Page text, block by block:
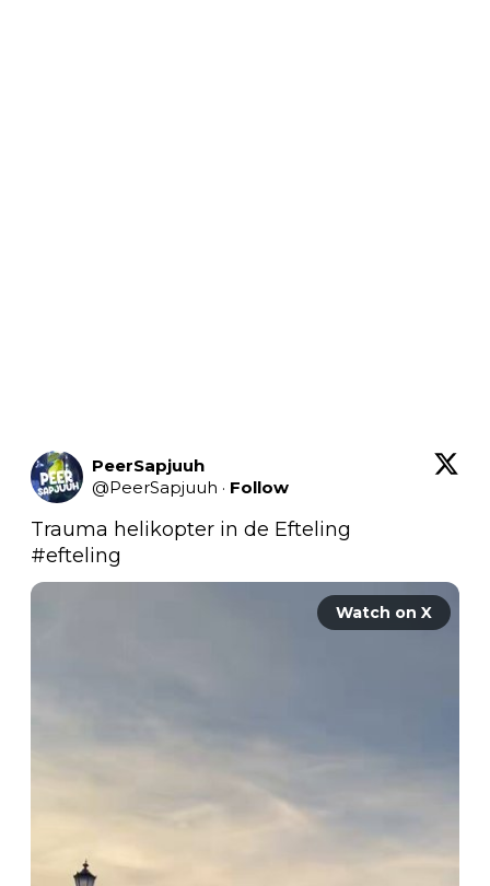
PeerSapjuuh
@PeerSapjuuh · Follow
#efteling
Watch on X